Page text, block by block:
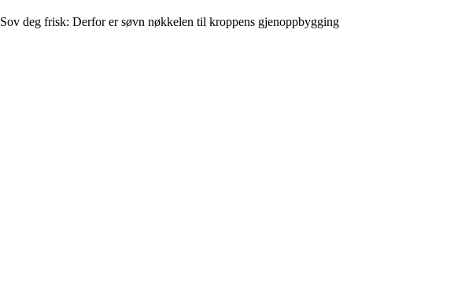
Sov deg frisk: Derfor er søvn nøkkelen til kroppens gjenoppbygging